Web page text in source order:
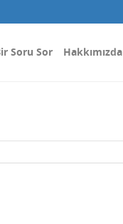
Soru Sor Hakkımızda